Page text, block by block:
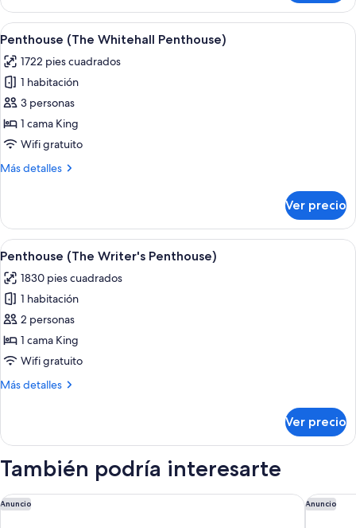
(The
Explorer's
Penthouse)
Abrir
todas
las
fotos
de
Penthouse
(The
Penthouse)
Una habitación de hotel espaciosa
6
Penthouse (The Whitehall Penthouse)
1722 pies cuadrados
1 habitación
3 personas
1 cama King
Wifi gratuito
Más detalles
Más
(The
Whitehall
Penthouse)
Ver precio
Abrir
todas
las
fotos
de
Penthouse
(The
Penthouse)
Habitación de hotel con una cama
6
Penthouse (The Writer's Penthouse)
1830 pies cuadrados
1 habitación
2 personas
1 cama King
Wifi gratuito
Más detalles
Más
(The
Penthouse)
Ver precio
También podría interesarte
Anuncio
The Emory, Maybourne Anuncio
The